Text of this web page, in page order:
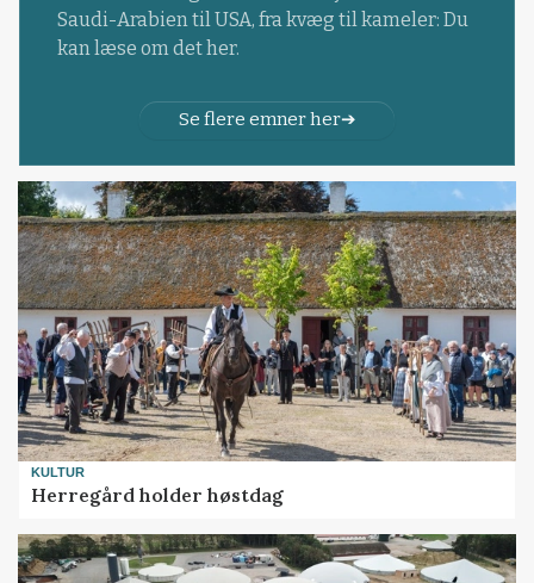
Saudi-Arabien til USA, fra kvæg til kameler: Du
kan læse om det her.
Se flere emner her
KULTUR
Herregård holder høstdag